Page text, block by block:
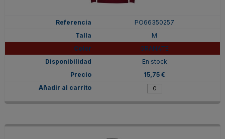
PO66350257
M
GRANATE
En stock
15,75 €